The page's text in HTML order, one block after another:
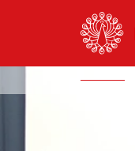
Aller au